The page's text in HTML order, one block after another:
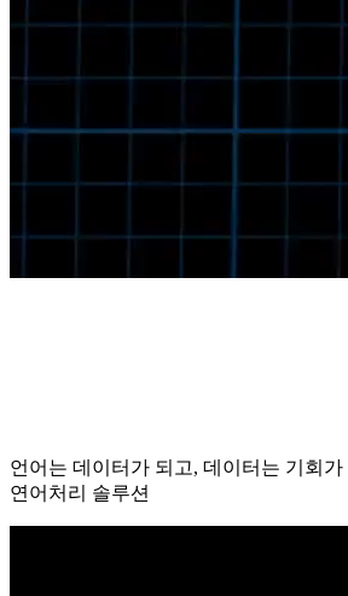
언어는 데이터가 되고, 데이터는 기회가
연어처리 솔루션